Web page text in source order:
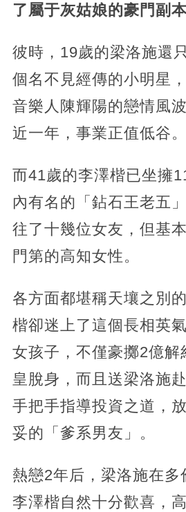
了屬于灰姑娘的豪門副
彼時，19歲的梁洛施還
個名不見經傳的小明星
音樂人陳輝陽的戀情風
近一年，事業正值低谷。
而41歲的李澤楷已坐擁
內有名的「鉆石王老五
往了十幾位女友，但基
門第的高知女性。
各方面都堪稱天壤之別
楷卻迷上了這個長相英
女孩子，不僅豪擲2億解
皇脫身，而且送梁洛施
手把手指導投資之道，
妥的「爹系男友」。
熱戀2年后，梁洛施在多
李澤楷自然十分歡喜，